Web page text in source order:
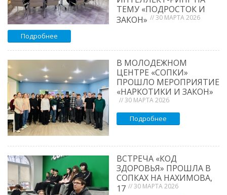
ТЕМУ «ПОДРОСТОК И
ЗАКОН» // 30 МАРТА 2026
Подробнее
В МОЛОДЕЖНОМ
ЦЕНТРЕ «СОПКИ»
ПРОШЛО МЕРОПРИЯТИЕ
«НАРКОТИКИ И ЗАКОН»
// 30 МАРТА 2026
Подробнее
ВСТРЕЧА «КОД
ЗДОРОВЬЯ» ПРОШЛА В
СОПКАХ НА НАХИМОВА,
17 // 30 МАРТА 2026